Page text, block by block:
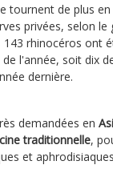
tournent de plus
privées, selon le
rhinocéros ont
l'année, soit dix
dernière.
demandées en
traditionnelle,
et